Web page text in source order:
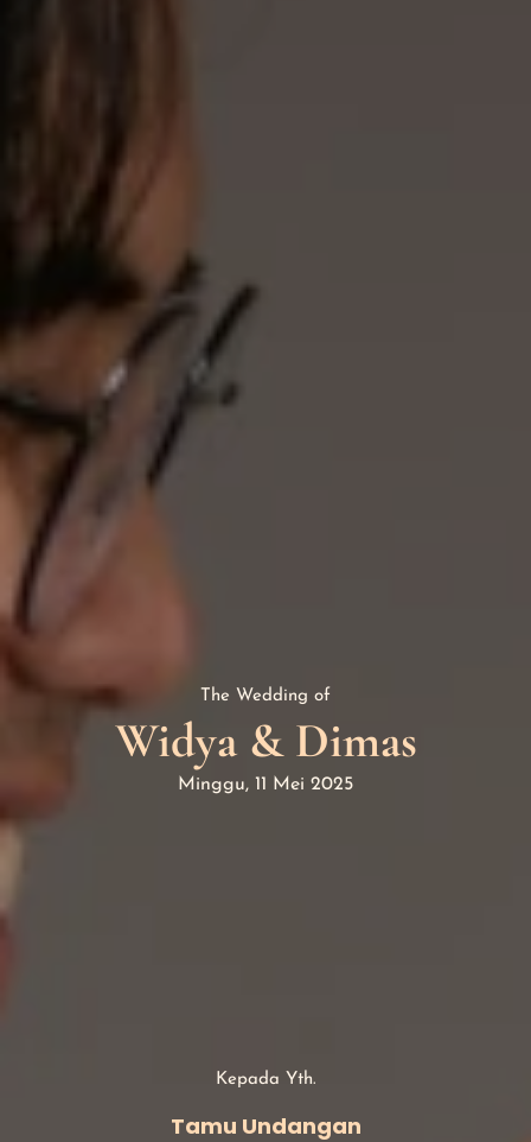
The Wedding of
Widya & Dimas
Minggu, 11 Mei 2025
Kepada Yth.
Tamu Undangan
Widya
&
Dimas